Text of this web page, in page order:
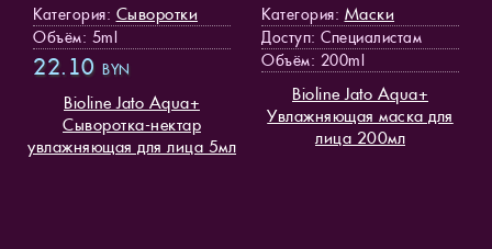
Категория: Сыворотки
Объём: 5ml
22.10 BYN
Bioline Jato Aqua+
Сыворотка-нектар
увлажняющая для лица 5мл
Категория: Маски
Доступ: Специалистам
Объём: 200ml
Bioline Jato Aqua+
Увлажняющая маска для
лица 200мл